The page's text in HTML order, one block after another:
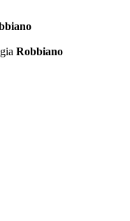
Robbiano